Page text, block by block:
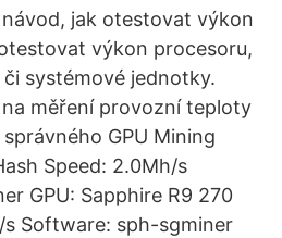
jak otestovat výkon
výkon procesoru,
systémové jednotky.
měření provozní teploty
GPU Mining
Speed: 2.0Mh/s
GPU: Sapphire R9 270
s Software: sph-sgminer